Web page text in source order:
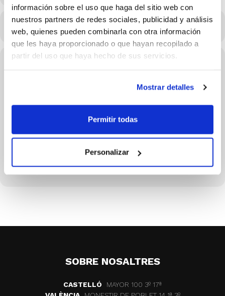
información sobre el uso que haga del sitio web con
nuestros partners de redes sociales, publicidad y análisis
web, quienes pueden combinarla con otra información
que les haya proporcionado o que hayan recopilado a
partir del uso que haya hecho de sus servicios.
Mostrar detalles
Permitir todas
Personalizar
CALENDARI CALENDARI GOOGLE
Conferenciants d'aquest esdeveniment
EVA VICENTE
SOBRE NOSALTRES
CASTELLÓ
MAYOR 100 3º 17ª